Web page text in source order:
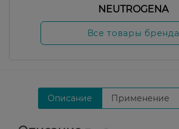
NEUTROGENA
Все товары бренда
Описание Применение